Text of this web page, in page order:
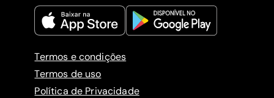
Termos e condições
Termos de uso
Política de Privacidade